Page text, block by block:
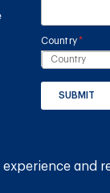
Country*
SUBMIT
and